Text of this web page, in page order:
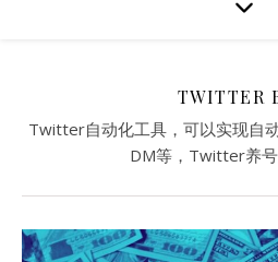
TWITTER
Twitter自动化工具，可以实现自
DM等，Twitter养号